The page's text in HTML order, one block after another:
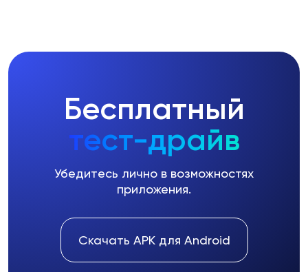
Бесплатный
тест-драйв
Убедитесь лично в возможностях
приложения.
Скачать APK для Android